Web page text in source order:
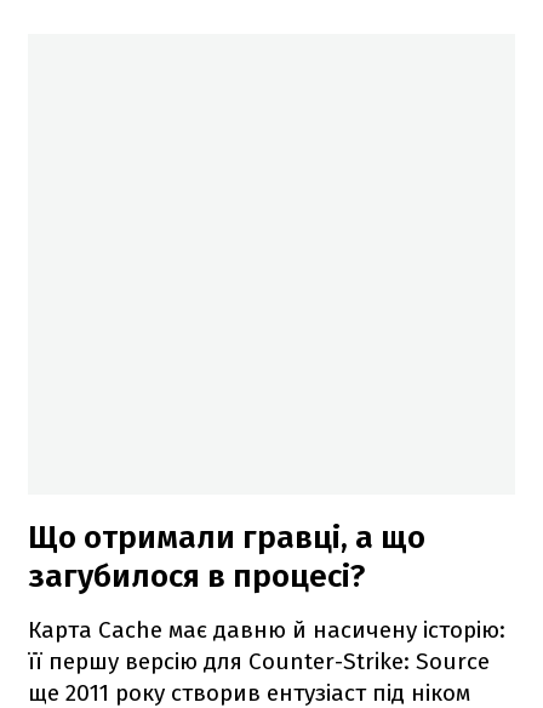
Що отримали гравці, а що
загубилося в процесі?
Карта Cache має давню й насичену історію:
її першу версію для Counter-Strike: Source
ще 2011 року створив ентузіаст під ніком